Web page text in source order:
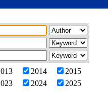
2014
2015
2024
2025